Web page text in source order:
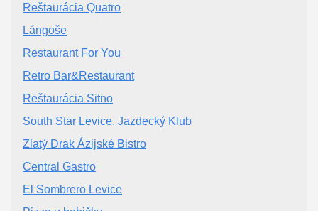
Reštaurácia Quatro
Lángoše
Restaurant For You
Retro Bar&Restaurant
Reštaurácia Sitno
South Star Levice, Jazdecký Klub
Zlatý Drak Ázijské Bistro
Central Gastro
El Sombrero Levice